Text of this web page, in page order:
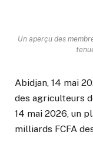
Un aperçu des
Abidjan, 14 mai
des agriculteurs
14 mai 2026, un
milliards FCFA